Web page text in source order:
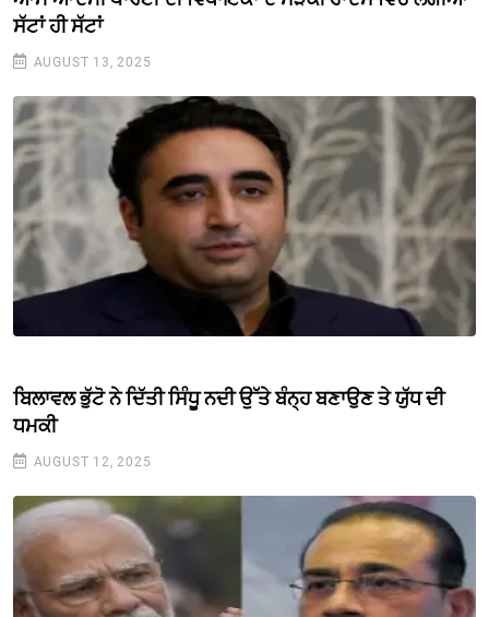
ਸੱਟਾਂ ਹੀ ਸੱਟਾਂ
AUGUST 13, 2025
ਬਿਲਾਵਲ ਭੁੱਟੋ ਨੇ ਦਿੱਤੀ ਸਿੰਧੂ ਨਦੀ ਉੱਤੇ ਬੰਨ੍ਹ ਬਣਾਉਣ ਤੇ ਯੁੱਧ ਦੀ
ਧਮਕੀ
AUGUST 12, 2025